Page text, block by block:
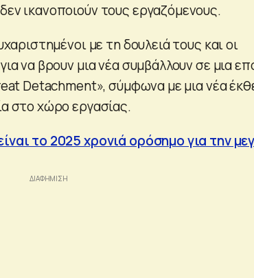
ικανοποιούν τους εργαζόμενους.
με τη δουλειά τους και οι
να βρουν μια νέα συμβάλλουν σε μια
Detachment», σύμφωνα με μια νέα
στο χώρο εργασίας.
το 2025 χρονιά ορόσημο για την